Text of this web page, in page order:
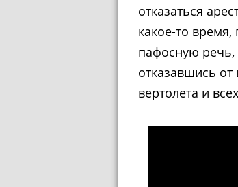
отказаться
какое-то время,
пафосную речь,
отказавшись
вертолета и